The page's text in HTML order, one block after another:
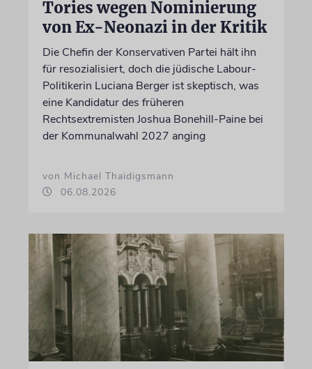
Tories wegen Nominierung
von Ex-Neonazi in der Kritik
Die Chefin der Konservativen Partei hält ihn
für resozialisiert, doch die jüdische Labour-
Politikerin Luciana Berger ist skeptisch, was
eine Kandidatur des früheren
Rechtsextremisten Joshua Bonehill-Paine bei
der Kommunalwahl 2027 anging
von Michael Thaidigsmann
06.08.2026